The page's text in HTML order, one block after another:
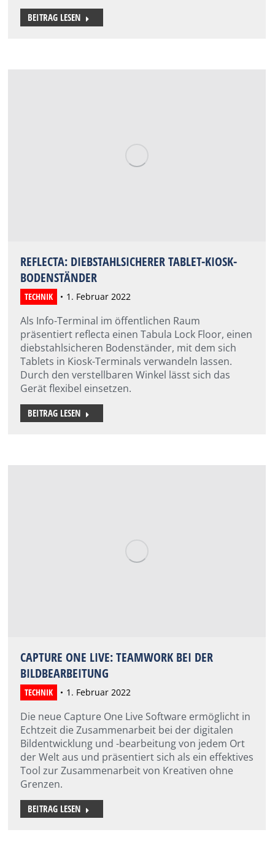
BEITRAG LESEN
REFLECTA: DIEBSTAHLSICHERER TABLET-KIOSK-
BODENSTÄNDER
TECHNIK 1. Februar 2022
Als Info-Terminal im öffentlichen Raum
präsentiert reflecta einen Tabula Lock Floor, einen
diebstahlsicheren Bodenständer, mit dem sich
Tablets in Kiosk-Terminals verwandeln lassen.
Durch den verstellbaren Winkel lässt sich das
Gerät flexibel einsetzen.
BEITRAG LESEN
CAPTURE ONE LIVE: TEAMWORK BEI DER
BILDBEARBEITUNG
TECHNIK 1. Februar 2022
Die neue Capture One Live Software ermöglicht in
Echtzeit die Zusammenarbeit bei der digitalen
Bildentwicklung und -bearbeitung von jedem Ort
der Welt aus und präsentiert sich als ein effektives
Tool zur Zusammenarbeit von Kreativen ohne
Grenzen.
BEITRAG LESEN